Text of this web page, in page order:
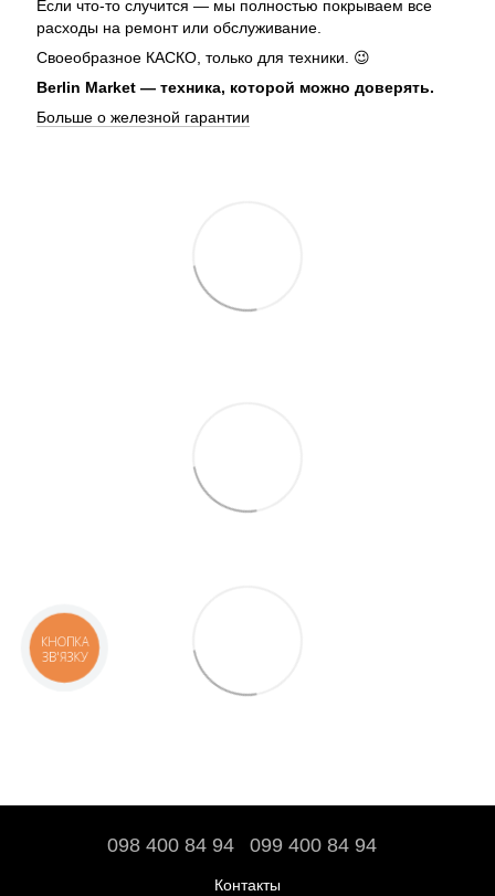
Если что-то случится — мы полностью покрываем все
расходы на ремонт или обслуживание.
Своеобразное КАСКО, только для техники. 😉
Berlin Market — техника, которой можно доверять.
Больше о железной гарантии
098 400 84 94‬ 099 400 84 94
Контакты
КНОПКА
ЗВ'ЯЗКУ